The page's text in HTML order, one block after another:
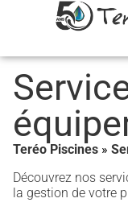
Teréo Piscines »
Découvrez nos
la gestion de votre